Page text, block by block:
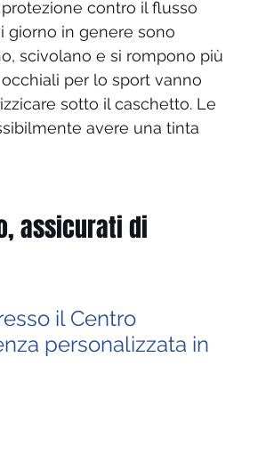
contro il flusso
giorno in genere sono
scivolano e si rompono più
per lo sport vanno
sotto il caschetto. Le
avere una tinta
assicurati di
il Centro
personalizzata in